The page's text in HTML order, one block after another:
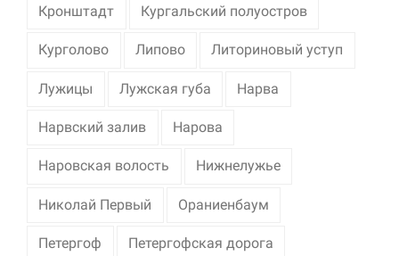
Кронштадт Кургальский полуостров
Курголово Липово Литориновый уступ
Лужицы Лужская губа Нарва
Нарвский залив Нарова
Наровская волость Нижнелужье
Николай Первый Ораниенбаум
Петергоф Петергофская дорога